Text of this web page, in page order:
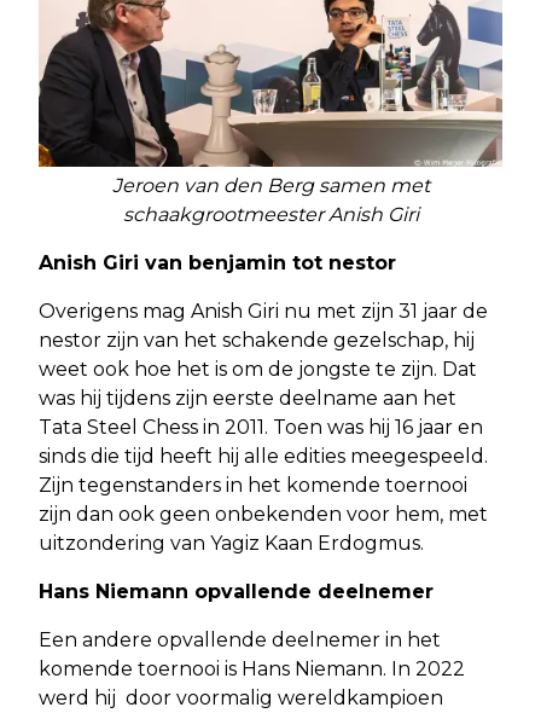
Jeroen van den Berg samen met
schaakgrootmeester Anish Giri
Anish Giri van benjamin tot nestor
Overigens mag Anish Giri nu met zijn 31 jaar de
nestor zijn van het schakende gezelschap, hij
weet ook hoe het is om de jongste te zijn. Dat
was hij tijdens zijn eerste deelname aan het
Tata Steel Chess in 2011. Toen was hij 16 jaar en
sinds die tijd heeft hij alle edities meegespeeld.
Zijn tegenstanders in het komende toernooi
zijn dan ook geen onbekenden voor hem, met
uitzondering van Yagiz Kaan Erdogmus.
Hans Niemann opvallende deelnemer
Een andere opvallende deelnemer in het
komende toernooi is Hans Niemann. In 2022
werd hij door voormalig wereldkampioen